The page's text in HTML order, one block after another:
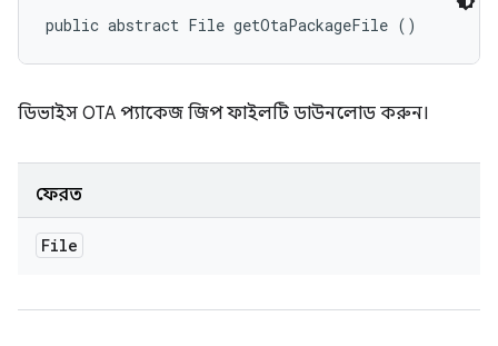
public abstract File getOtaPackageFile ()
ডিভাইস OTA প্যাকেজ জিপ ফাইলটি ডাউনলোড করুন।
ফেরত
File